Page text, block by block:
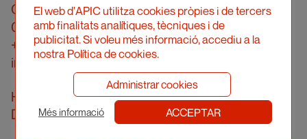
Carrer Londres, 96, pral. 2a
08036 Barcelona
+34 934 161 474
info@apic.cat
Horari d’atenció telefònica
De dilluns a divendres de 10 a 14h
El web d'APIC utilitza cookies pròpies i de tercers
amb finalitats analítiques, tècniques i de
publicitat. Si voleu més informació, accediu a la
nostra Política de cookies.
Administrar cookies
Més informació ACCEPTAR